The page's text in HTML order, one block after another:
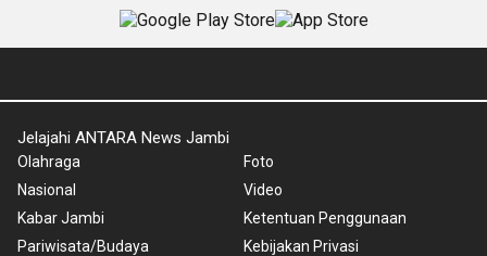
Jelajahi ANTARA News Jambi
Olahraga
Nasional
Kabar Jambi
Pariwisata/Budaya
Foto
Video
Ketentuan Penggunaan
Kebijakan Privasi